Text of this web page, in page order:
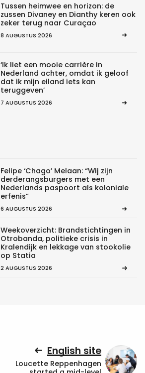
Tussen heimwee en horizon: de
zussen Divaney en Dianthy keren ook
zeker terug naar Curaçao
8 AUGUSTUS 2026
‘Ik liet een mooie carrière in
Nederland achter, omdat ik geloof
dat ik mijn eiland iets kan
teruggeven’
7 AUGUSTUS 2026
Felipe ‘Chago’ Melaan: “Wij zijn
derderangsburgers met een
Nederlands paspoort als koloniale
erfenis”
6 AUGUSTUS 2026
Weekoverzicht: Brandstichtingen in
Otrobanda, politieke crisis in
Kralendijk en lekkage van stookolie
op Statia
2 AUGUSTUS 2026
English site
Loucette Reppenhagen